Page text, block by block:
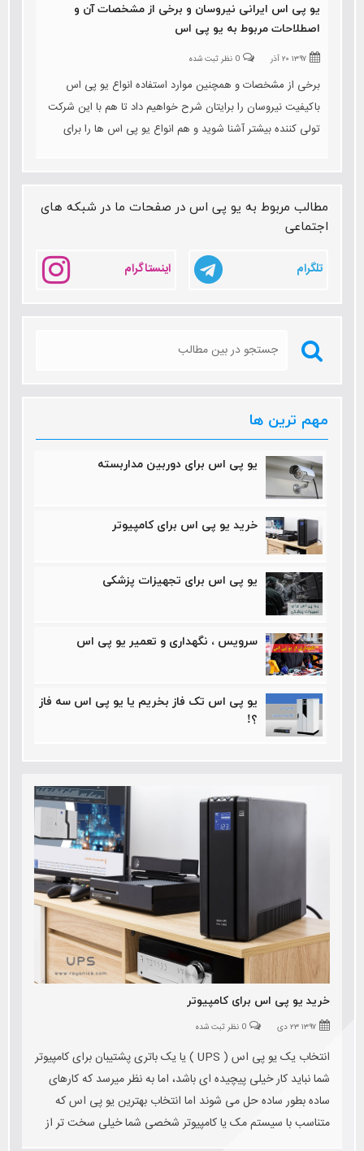
یو پی اس ایرانی نیروسان و برخی از مشخصات آن و
اصطلاحات مربوط به یو پی اس
۱۳۹۷ ۲۰ آذر 0 نظر ثبت شده
برخی از مشخصات و همچنین موارد استفاده انواع یو پی اس
باکیفیت نیروسان را برایتان شرح خواهیم داد تا هم با این شرکت
تولی کننده بیشتر آشنا شوید و هم انواع یو پی اس ها را برای
اشاره خواهیم کرد
مطالب مربوط به یو پی اس در صفحات ما در شبکه های
اجتماعی
تلگرام اینستاگرام
مهم ترین ها
یو پی اس برای دوربین مداربسته
خرید یو پی اس برای کامپیوتر
یو پی اس برای تجهیزات پزشکی
سرویس ، نگهداری و تعمیر یو پی اس
یو پی اس تک فاز بخریم یا یو پی اس سه فاز
؟!
خرید یو پی اس برای کامپیوتر
۱۳۹۷ ۲۳ دی 0 نظر ثبت شده
انتخاب یک یو پی اس ( UPS ) یا یک باتری پشتیبان برای کامپیوتر
شما نباید کار خیلی پیچیده ای باشد، اما به نظر میرسد که کارهای
ساده بطور ساده حل می شوند اما انتخاب بهترین یو پی اس که
متناسب با سیستم مک یا کامپیوتر شخصی شما خیلی سخت تر از